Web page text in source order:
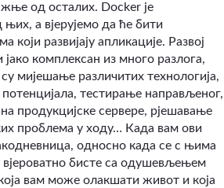
од осталих. Docker је
а вјерујемо да ће бити
развијају апликације. Развој
комплексан из много разлога,
мијешање различитих технологија,
тестирање направљеног,
продукцијске сервере, рјешавање
проблема у ходу… Када вам ови
односно када се с њима
вјероватно бисте са одушевљењем
вам може олакшати живот и која